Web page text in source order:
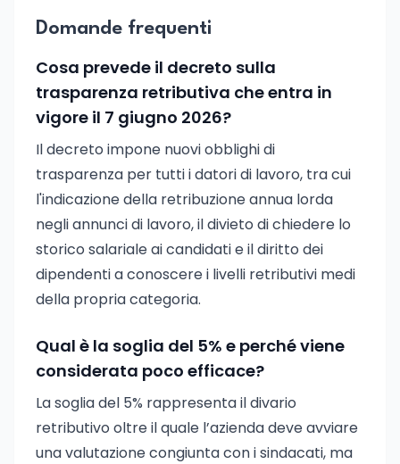
Domande frequenti
Cosa prevede il decreto sulla
trasparenza retributiva che entra in
vigore il 7 giugno 2026?
Il decreto impone nuovi obblighi di
trasparenza per tutti i datori di lavoro, tra cui
l'indicazione della retribuzione annua lorda
negli annunci di lavoro, il divieto di chiedere lo
storico salariale ai candidati e il diritto dei
dipendenti a conoscere i livelli retributivi medi
della propria categoria.
Qual è la soglia del 5% e perché viene
considerata poco efficace?
La soglia del 5% rappresenta il divario
retributivo oltre il quale l’azienda deve avviare
una valutazione congiunta con i sindacati, ma